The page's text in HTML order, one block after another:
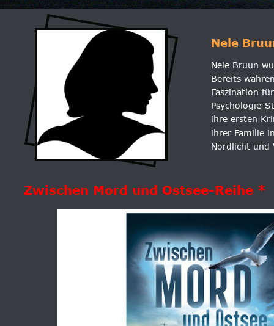
Nele
Nele Bruun
Bereits
Faszination
Psychologie-
ihre ersten
ihrer Familie
Nordlicht und
Zwischen Mord und Ostsee-Reihe *